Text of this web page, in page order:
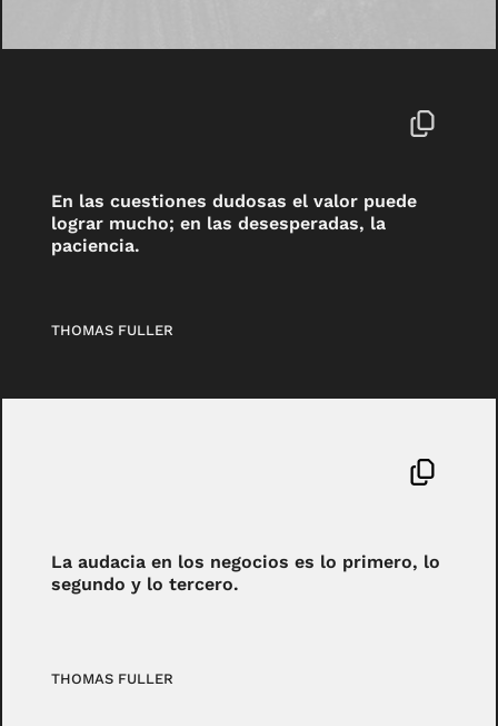
En las cuestiones dudosas el valor puede
lograr mucho; en las desesperadas, la
paciencia.
THOMAS FULLER
La audacia en los negocios es lo primero, lo
segundo y lo tercero.
THOMAS FULLER